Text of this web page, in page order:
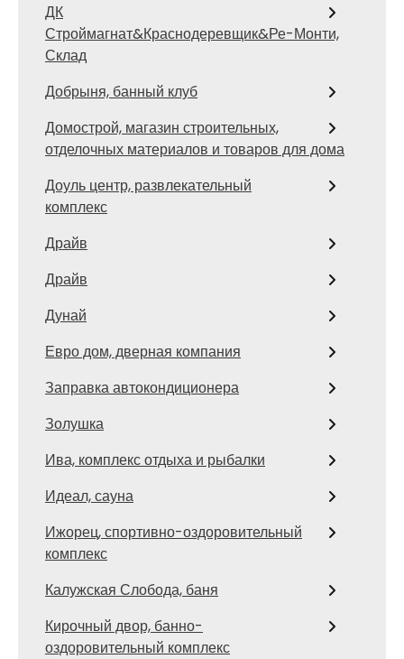
ДК
Строймагнат&Краснодеревщик&Ре-Монти,
Склад
Добрыня, банный клуб
Домострой, магазин строительных,
отделочных материалов и товаров для дома
Доуль центр, развлекательный
комплекс
Драйв
Драйв
Дунай
Евро дом, дверная компания
Заправка автокондиционера
Золушка
Ива, комплекс отдыха и рыбалки
Идеал, сауна
Ижорец, спортивно-оздоровительный
комплекс
Калужская Слобода, баня
Кирочный двор, банно-
оздоровительный комплекс